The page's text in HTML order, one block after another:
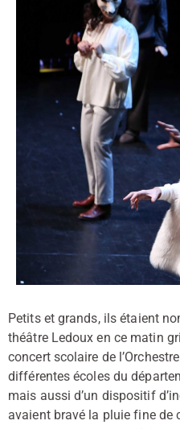
Petits et grands, ils étaient
théâtre Ledoux en ce matin
concert scolaire de
différentes écoles du
mais aussi d’un dispositif
avaient bravé la pluie fine de